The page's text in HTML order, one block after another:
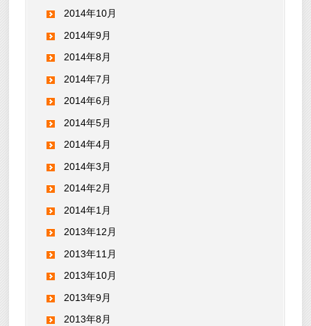
2014年10月
2014年9月
2014年8月
2014年7月
2014年6月
2014年5月
2014年4月
2014年3月
2014年2月
2014年1月
2013年12月
2013年11月
2013年10月
2013年9月
2013年8月